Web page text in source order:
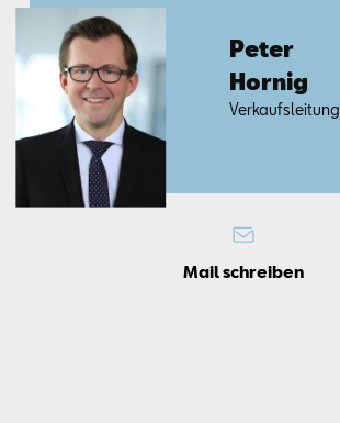
Pe­ter
Hor­nig
Mail schreiben